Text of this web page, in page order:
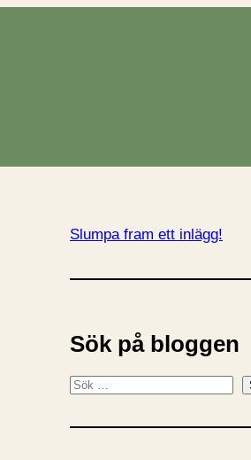
Slumpa fram ett inlägg!
Sök på bloggen
S
k